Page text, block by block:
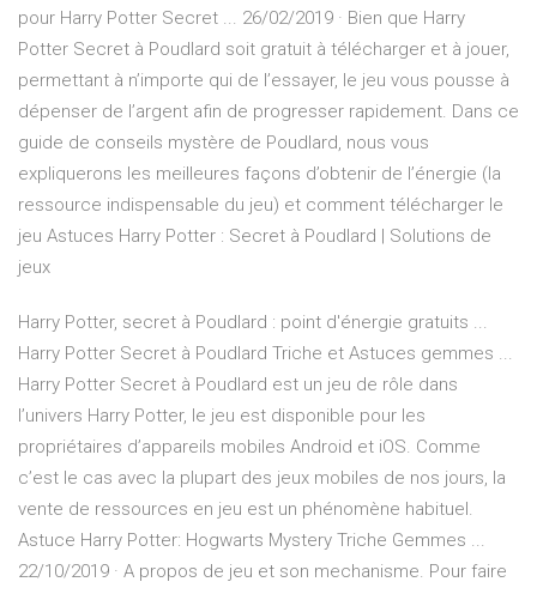
pour Harry Potter Secret ... 26/02/2019 · Bien que Harry
Potter Secret à Poudlard soit gratuit à télécharger et à jouer,
permettant à n’importe qui de l’essayer, le jeu vous pousse à
dépenser de l’argent afin de progresser rapidement. Dans ce
guide de conseils mystère de Poudlard, nous vous
expliquerons les meilleures façons d’obtenir de l’énergie (la
ressource indispensable du jeu) et comment télécharger le
jeu Astuces Harry Potter : Secret à Poudlard | Solutions de
jeux
Harry Potter, secret à Poudlard : point d'énergie gratuits ...
Harry Potter Secret à Poudlard Triche et Astuces gemmes ...
Harry Potter Secret à Poudlard est un jeu de rôle dans
l’univers Harry Potter, le jeu est disponible pour les
propriétaires d’appareils mobiles Android et iOS. Comme
c’est le cas avec la plupart des jeux mobiles de nos jours, la
vente de ressources en jeu est un phénomène habituel.
Astuce Harry Potter: Hogwarts Mystery Triche Gemmes ...
22/10/2019 · A propos de jeu et son mechanisme. Pour faire